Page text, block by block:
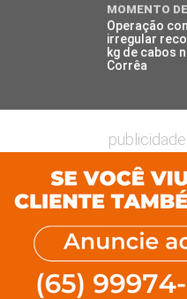
MOMENTO
Operação
irregular
kg de cabos
Corrêa
publicidade